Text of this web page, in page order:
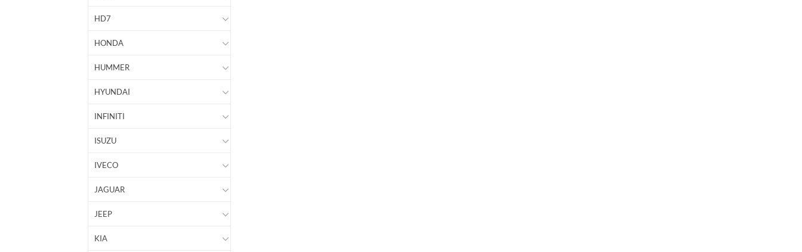
HD7
HONDA
HUMMER
HYUNDAI
INFINITI
ISUZU
IVECO
JAGUAR
JEEP
KIA